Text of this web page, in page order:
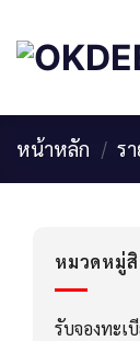
content
หน้าหลัก / ร
หมวดหมู่
รับจองทะเ